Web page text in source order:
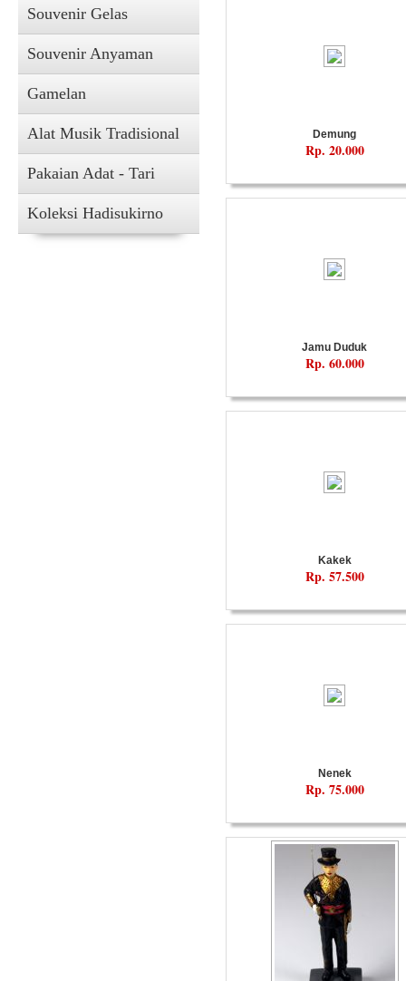
Souvenir Gelas
Souvenir Anyaman
Gamelan
Alat Musik Tradisional
Pakaian Adat - Tari
Koleksi Hadisukirno
Demung
Rp. 20.000
Jamu Duduk
Rp. 60.000
Kakek
Rp. 57.500
Nenek
Rp. 75.000